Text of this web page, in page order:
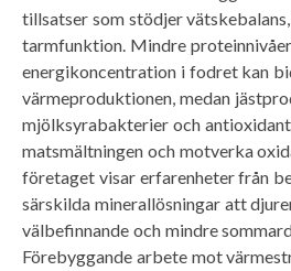
tillsatser som stödjer
tarmfunktion. Mindre
energikoncentration i fodret kan
värmeproduktionen, medan
mjölksyrabakterier och
matsmältningen och motverka
företaget visar erfarenheter från
särskilda minerallösningar att
välbefinnande och mindre
Förebyggande arbete mot